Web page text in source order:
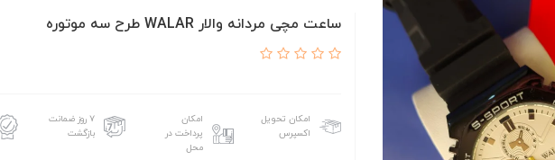
ساعت مچی مردانه والار WALAR طرح سه موتوره
امکان تحویل
اکسپرس
امکان
پرداخت در
محل
۷ روز ضمانت
بازگشت